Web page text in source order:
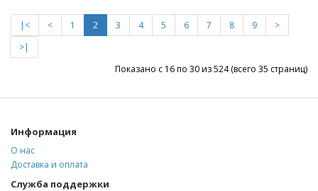
|< < 1 2 3 4 5 6 7 8 9
>
>|
Показано с 16 по 30 из 524 (всего 35 страниц)
Информация
О нас
Доставка и оплата
Служба поддержки